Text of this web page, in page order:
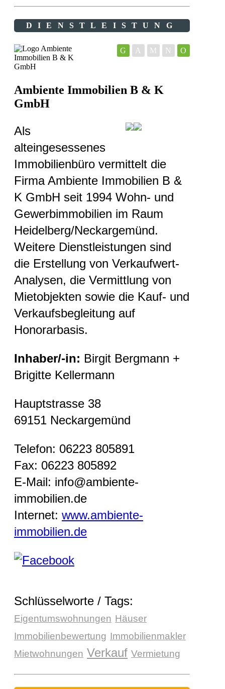
DIENSTLEISTUNG
O
N
M
A
G
Ambiente Immobilien B & K
GmbH
Als
alteingesessenes
Immobilienbüro vermittelt die
Firma Ambiente Immobilien B &
K GmbH seit 1994 Wohn- und
Gewerbimmobilien im Raum
Heidelberg/Neckargemünd.
Weitere Dienstleistungen sind
die Erstellung von Verkaufwert-
Analysen, die Vermittlung von
Mietobjekten sowie die Kauf- und
Verkaufsbegleitung auf
Honorarbasis.
Inhaber/-in: Birgit Bergmann +
Brigitte Kellermann
Hauptstrasse 38
69151 Neckargemünd
Telefon: 06223 805891
Fax: 06223 805892
E-Mail: info@ambiente-
immobilien.de
Internet: www.ambiente-
immobilien.de
Schlüsselworte / Tags:
Eigentumswohnungen Häuser
Immobilienbewertung Immobilienmakler
Mietwohnungen Verkauf Vermietung